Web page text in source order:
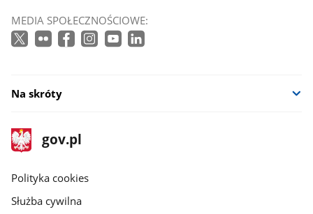
MEDIA SPOŁECZNOŚCIOWE:
Na skróty
stopka
gov.pl
Strona
gov.pl
gov.pl
Polityka cookies
Służba cywilna